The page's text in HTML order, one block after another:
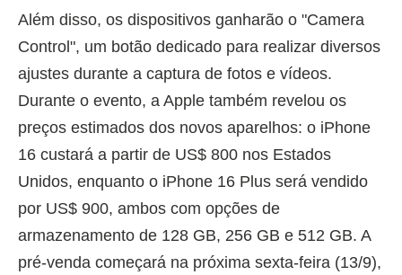
Além disso, os dispositivos ganharão o "Camera
Control", um botão dedicado para realizar diversos
ajustes durante a captura de fotos e vídeos.
Durante o evento, a Apple também revelou os
preços estimados dos novos aparelhos: o iPhone
16 custará a partir de US$ 800 nos Estados
Unidos, enquanto o iPhone 16 Plus será vendido
por US$ 900, ambos com opções de
armazenamento de 128 GB, 256 GB e 512 GB. A
pré-venda começará na próxima sexta-feira (13/9),